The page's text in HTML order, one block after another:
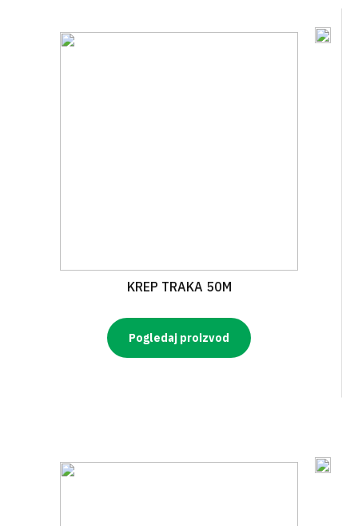
KREP TRAKA 50M
Pogledaj proizvod